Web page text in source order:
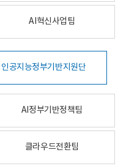
AI혁신사업팀
인공지능정부기반지원단
AI정부기반정책팀
클라우드전환팀